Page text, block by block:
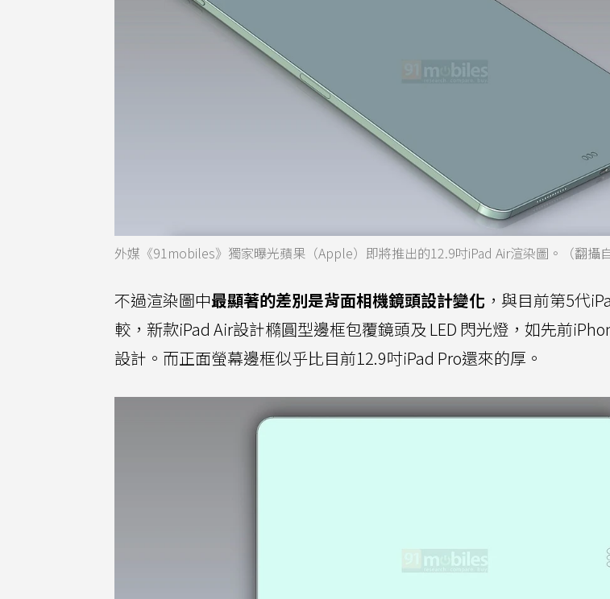
外媒《91mobiles》獨家曝光蘋果（Apple）即將推出的12.9吋iPad Air渲染圖。（翻攝
不過渲染圖中最顯著的差別是背面相機鏡頭設計變化 ，與目前第5代
較，新款iPad Air設計橢圓型邊框包覆鏡頭及 LED 閃光燈，如先前
設計。而正面螢幕邊框似乎比目前12.9吋iPad Pro還來的厚。